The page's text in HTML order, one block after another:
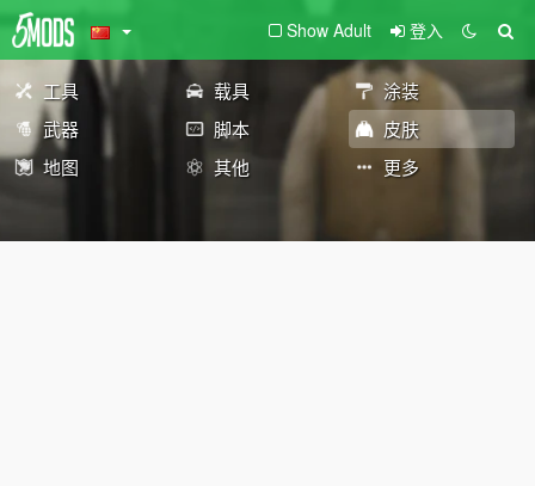
Show Adult 登入
工具 载具
涂装
武器
脚本
皮肤
地图
其他 更多